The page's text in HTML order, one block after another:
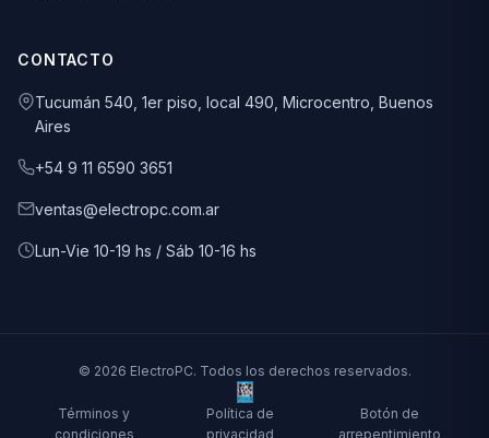
CONTACTO
Tucumán 540, 1er piso, local 490, Microcentro, Buenos
Aires
+54 9 11 6590 3651
ventas@electropc.com.ar
Lun-Vie 10-19 hs / Sáb 10-16 hs
© 2026 ElectroPC. Todos los derechos reservados.
Términos y
condiciones
Política de
privacidad
Botón de
arrepentimiento